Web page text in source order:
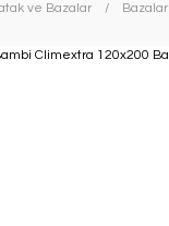
ve Bazalar Bazalar